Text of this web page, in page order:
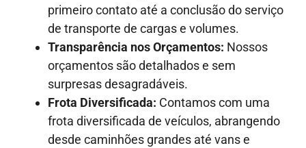
primeiro contato até a conclusão do serviço
de transporte de cargas e volumes.
Transparência nos Orçamentos: Nossos
orçamentos são detalhados e sem
surpresas desagradáveis.
Frota Diversificada: Contamos com uma
frota diversificada de veículos, abrangendo
desde caminhões grandes até vans e